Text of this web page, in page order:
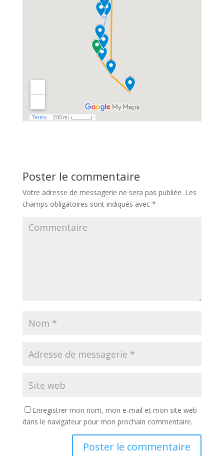
Poster le commentaire
Votre adresse de messagerie ne sera pas publiée. Les
champs obligatoires sont indiqués avec *
Enregistrer mon nom, mon e-mail et mon site web
dans le navigateur pour mon prochain commentaire.